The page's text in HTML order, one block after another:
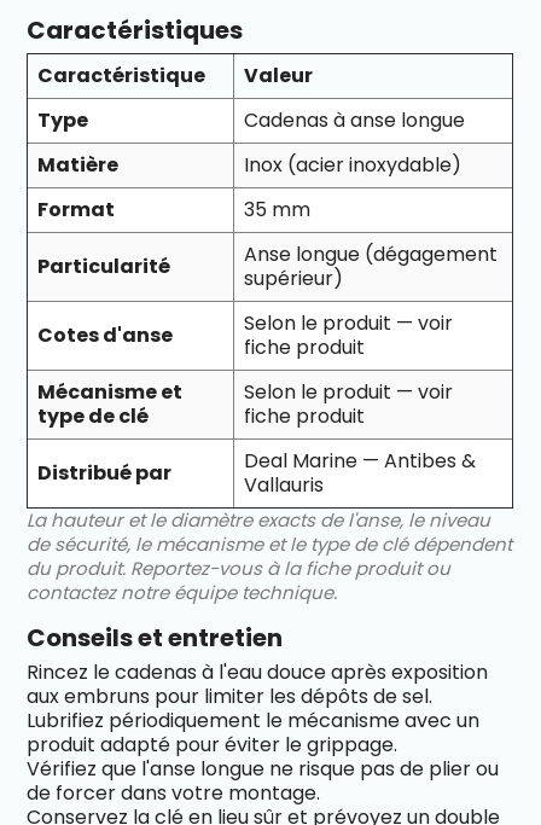
Caractéristiques
Caractéristique
Valeur
Type
Cadenas à anse longue
Matière
Inox (acier inoxydable)
Format
35 mm
Particularité
Anse longue (dégagement
supérieur)
Cotes d'anse
Selon le produit — voir
fiche produit
Mécanisme et
type de clé
Selon le produit — voir
fiche produit
Distribué par
Deal Marine — Antibes &
Vallauris
La hauteur et le diamètre exacts de l'anse, le niveau
de sécurité, le mécanisme et le type de clé dépendent
du produit. Reportez-vous à la fiche produit ou
contactez notre équipe technique.
Conseils et entretien
Rincez le cadenas à l'eau douce après exposition
aux embruns pour limiter les dépôts de sel.
Lubrifiez périodiquement le mécanisme avec un
produit adapté pour éviter le grippage.
Vérifiez que l'anse longue ne risque pas de plier ou
de forcer dans votre montage.
Conservez la clé en lieu sûr et prévoyez un double